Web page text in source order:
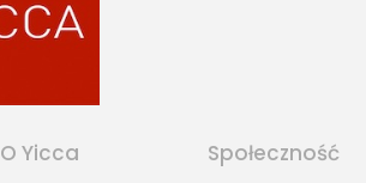
O Yicca Społeczność